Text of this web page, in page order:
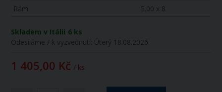
Rám
5.00 x 8
Skladem v Itálii 6 ks
Odesíláme / k vyzvednutí: Úterý 18.08.2026
1 405,00 Kč / ks